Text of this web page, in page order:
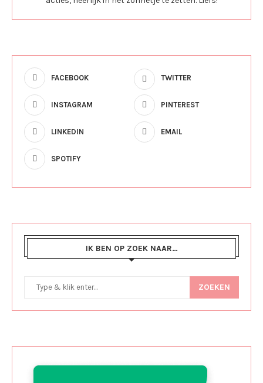
FACEBOOK TWITTER
INSTAGRAM PINTEREST
LINKEDIN EMAIL
SPOTIFY
IK BEN OP ZOEK NAAR…
ZOEKEN